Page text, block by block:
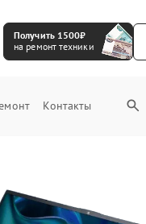
Получить 1500₽
на ремонт техники
Контакты